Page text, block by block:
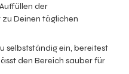
der
Deinen täglichen
selbstständig ein, bereitest
den Bereich sauber für